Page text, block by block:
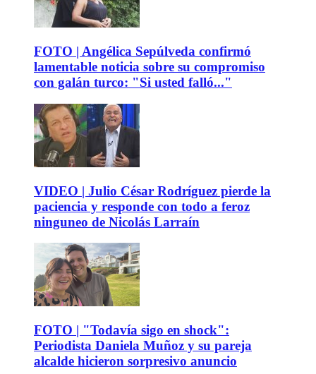
FOTO | Angélica Sepúlveda confirmó
lamentable noticia sobre su compromiso
con galán turco: "Si usted falló..."
VIDEO | Julio César Rodríguez pierde la
paciencia y responde con todo a feroz
ninguneo de Nicolás Larraín
FOTO | "Todavía sigo en shock":
Periodista Daniela Muñoz y su pareja
alcalde hicieron sorpresivo anuncio